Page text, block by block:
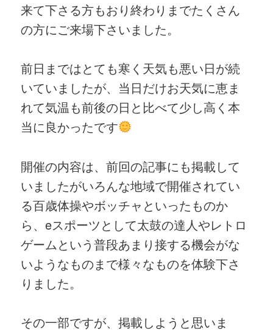
来て下さる方もおり終わりまでたくさん
の方にご来場下さいました。
前日まではとても寒く天気も悪い日が続
いていましたが、当日だけお天気に恵ま
れて気温も前後の日と比べて少し高く本
当に良かったです
開催の内容は、前回の記事にも掲載して
いましたがいろんな地域で開催されてい
る百歳体操やボッチャといったものか
ら、eスポーツとして太鼓の達人やレトロ
ゲームという普段あまり接する機会がな
いようなものまで様々なものを体験下さ
りました。
その一部ですが、掲載しようと思いま